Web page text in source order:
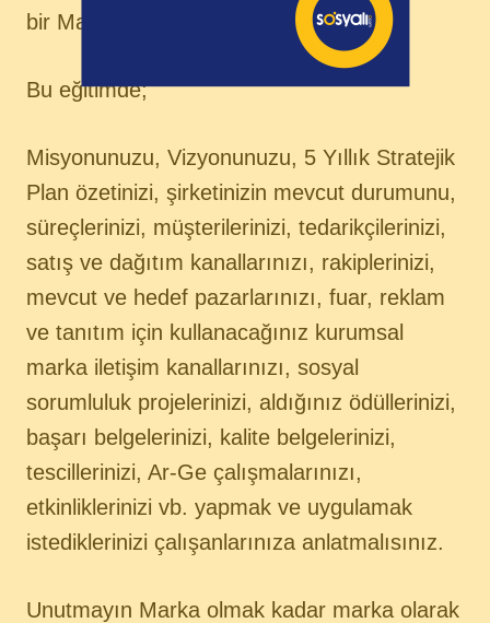
bir Marka Eğitimi vermelisiniz.
Bu eğitimde;
Misyonunuzu, Vizyonunuzu, 5 Yıllık Stratejik
Plan özetinizi, şirketinizin mevcut durumunu,
süreçlerinizi, müşterilerinizi, tedarikçilerinizi,
satış ve dağıtım kanallarınızı, rakiplerinizi,
mevcut ve hedef pazarlarınızı, fuar, reklam
ve tanıtım için kullanacağınız kurumsal
marka iletişim kanallarınızı, sosyal
sorumluluk projelerinizi, aldığınız ödüllerinizi,
başarı belgelerinizi, kalite belgelerinizi,
tescillerinizi, Ar-Ge çalışmalarınızı,
etkinliklerinizi vb. yapmak ve uygulamak
istediklerinizi çalışanlarınıza anlatmalısınız.
Unutmayın Marka olmak kadar marka olarak